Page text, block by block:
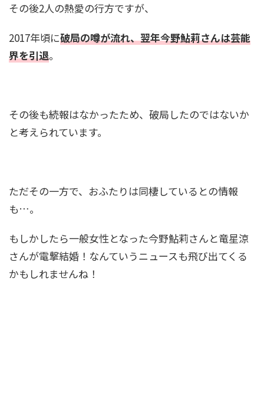
その後2人の熱愛の行方ですが、
2017年頃に破局の噂が流れ、翌年今野鮎莉さんは芸能
界を引退。
その後も続報はなかったため、破局したのではないか
と考えられています。
ただその一方で、おふたりは同棲しているとの情報
も…。
もしかしたら一般女性となった今野鮎莉さんと竜星涼
さんが電撃結婚！なんていうニュースも飛び出てくる
かもしれませんね！